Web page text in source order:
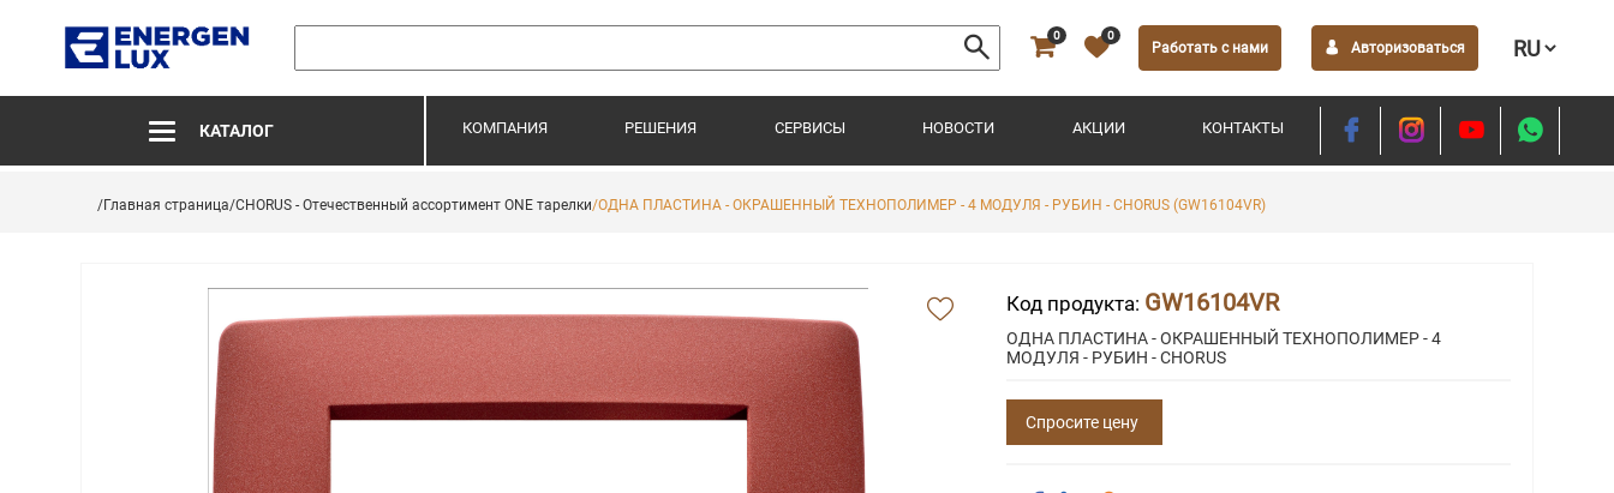
0 0
Работать с нами Авторизоваться
КАТАЛОГ КОМПАНИЯ РЕШЕНИЯ СЕРВИСЫ НОВОСТИ АКЦИИ КОНТАКТЫ
/Главная страница/CHORUS - Отечественный ассортимент ONE тарелки/ОДНА ПЛАСТИНА - ОКРАШЕННЫЙ ТЕХНОПОЛИМЕР - 4 МОДУЛЯ - РУБИН - CHORUS (GW16104VR)
Код продукта: GW16104VR
ОДНА ПЛАСТИНА - ОКРАШЕННЫЙ ТЕХНОПОЛИМЕР - 4
МОДУЛЯ - РУБИН - CHORUS
Спросите цену